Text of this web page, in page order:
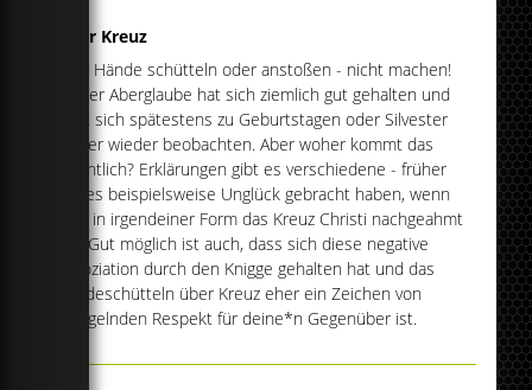
Über Kreuz
...die Hände schütteln oder anstoßen - nicht machen!
Dieser Aberglaube hat sich ziemlich gut gehalten und
lässt sich spätestens zu Geburtstagen oder Silvester
immer wieder beobachten. Aber woher kommt das
eigentlich? Erklärungen gibt es verschiedene - früher
soll es beispielsweise Unglück gebracht haben, wenn
man in irgendeiner Form das Kreuz Christi nachgeahmt
hat. Gut möglich ist auch, dass sich diese negative
Assoziation durch den Knigge gehalten hat und das
Händeschütteln über Kreuz eher ein Zeichen von
mangelnden Respekt für deine*n Gegenüber ist.